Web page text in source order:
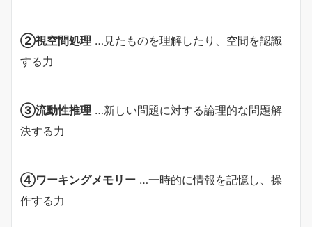
②視空間処理 …見たものを理解したり、空間を認識
する力
③流動性推理 …新しい問題に対する論理的な問題解
決する力
④ワーキングメモリー …一時的に情報を記憶し、操
作する力